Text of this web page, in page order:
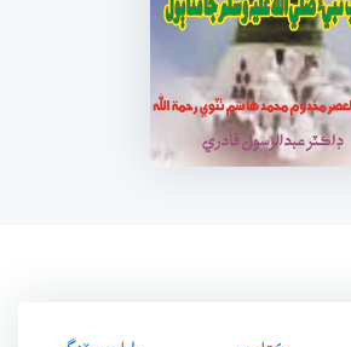
ڪتاب ۾ رايا ۽ ريٽنگ